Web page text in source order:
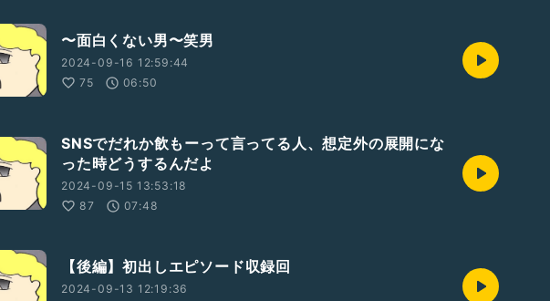
〜面白くない男〜笑男
2024-09-16 12:59:44
75
06:50
SNSでだれか飲もーって言ってる人、想定外の展開にな
った時どうするんだよ
2024-09-15 13:53:18
87
07:48
【後編】初出しエピソード収録回
2024-09-13 12:19:36